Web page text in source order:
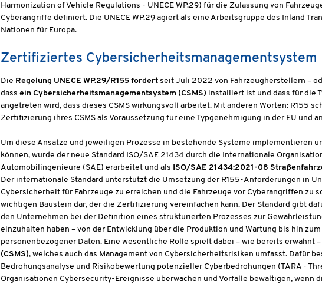
Harmonization of Vehicle Regulations - UNECE WP.29) für die Zulassung von
Cyberangriffe definiert. Die UNECE WP.29 agiert als eine Arbeitsgruppe des Inland
Nationen für Europa.
Zertifiziertes Cybersicherheitsmanagementsystem
Die Regelung UNECE WP.29/R155 fordert seit Juli 2022 von Fahrzeugherstellern –
dass ein Cybersicherheitsmanagementsystem (CSMS) installiert ist und dass für die
angetreten wird, dass dieses CSMS wirkungsvoll arbeitet. Mit anderen Worten: R155
Zertifizierung ihres CSMS als Voraussetzung für eine Typgenehmigung in der EU und
Um diese Ansätze und jeweiligen Prozesse in bestehende Systeme implementieren
können, wurde der neue Standard ISO/SAE 21434 durch die Internationale
Automobilingenieure (SAE) erarbeitet und als ISO/SAE 21434:2021-08
Der internationale Standard unterstützt die Umsetzung der R155-Anforderungen in
Cybersicherheit für Fahrzeuge zu erreichen und die Fahrzeuge vor Cyberangriffen zu
wichtigen Baustein dar, der die Zertifizierung vereinfachen kann. Der Standard gibt
den Unternehmen bei der Definition eines strukturierten Prozesses zur
einzuhalten haben – von der Entwicklung über die Produktion und Wartung bis hin
personenbezogener Daten. Eine wesentliche Rolle spielt dabei – wie bereits erwähnt
(CSMS), welches auch das Management von Cybersicherheitsrisiken umfasst. Dafür
Bedrohungsanalyse und Risikobewertung potenzieller Cyberbedrohungen (TARA -
Organisationen Cybersecurity-Ereignisse überwachen und Vorfälle bewältigen, wenn